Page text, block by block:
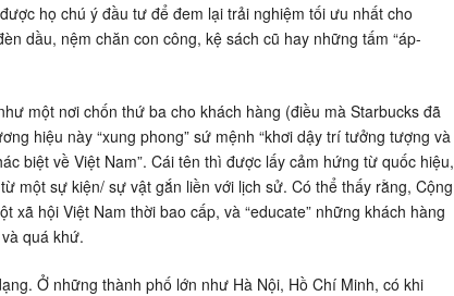
họ chú ý đầu tư để đem lại trải nghiệm tối ưu nhất cho
dầu, nệm chăn con công, kệ sách cũ hay những tấm “áp-
một nơi chốn thứ ba cho khách hàng (điều mà Starbucks đã
hiệu này “xung phong” sứ mệnh “khơi dậy trí tưởng tượng và
biệt về Việt Nam”. Cái tên thì được lấy cảm hứng từ quốc hiệu,
một sự kiện/ sự vật gắn liền với lịch sử. Có thể thấy rằng, Cộng
xã hội Việt Nam thời bao cấp, và “educate” những khách hàng
quá khứ.
Ở những thành phố lớn như Hà Nội, Hồ Chí Minh, có khi